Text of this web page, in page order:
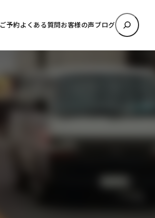
ご予約よくある質問 お客様の声ブログ
検
索